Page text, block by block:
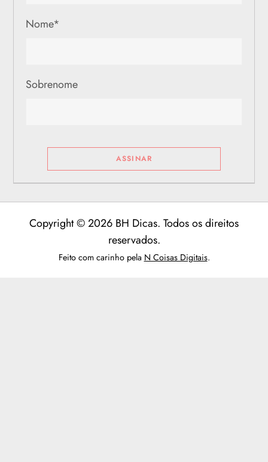
Nome*
Sobrenome
Copyright © 2026 BH Dicas. Todos os direitos
reservados.
Feito com carinho pela N Coisas Digitais.